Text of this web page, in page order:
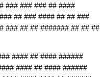
### ### ### ## ####
## ### #### ## ## ###
### ## ## ####### ## ## ##
#### ## #### ######
#### ## #### ######